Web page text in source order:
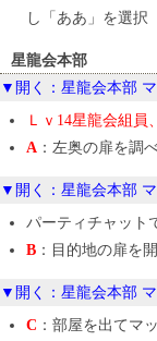
し「ああ」を選択
星龍会本部
▼開く：星龍会本部 マ
Ｌｖ14星龍会組員
A ：左奥の扉を調
▼開く：星龍会本部
パーティチャット
B ：目的地の扉を
▼開く：星龍会本部
C ：部屋を出てマ